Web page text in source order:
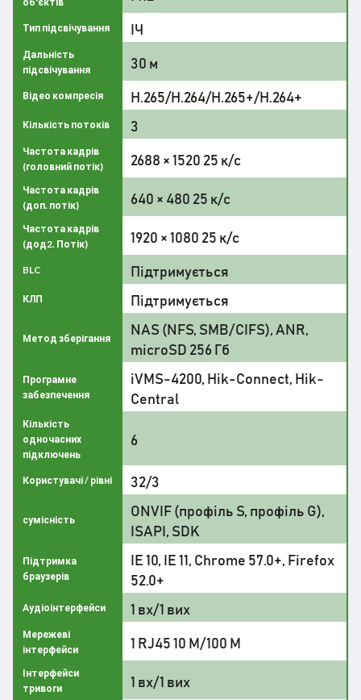
Тип підсвічування ІЧ
Дальність
підсвічування
30 м
Відео компресія H.265/H.264/H.265+/H.264+
Кількість потоків 3
Частота кадрів
(головний потік)
2688 × 1520 25 к/с
Частота кадрів
(доп. потік)
640 × 480 25 к/с
Частота кадрів
(дод2. Потік)
1920 × 1080 25 к/с
BLC Підтримується
КЛП Підтримується
Метод зберігання
NAS (NFS, SMB/CIFS), ANR,
microSD 256 Гб
Програмне
забезпечення
iVMS-4200, Hik-Connect, Hik-
Central
Кількість
одночасних
підключень
6
Користувачі / рівні 32/3
сумісність
ONVIF (профіль S, профіль G),
ISAPI, SDK
Підтримка
браузерів
IE 10, IE 11, Chrome 57.0+, Firefox
52.0+
Аудіоінтерфейси 1 вх/1 вих
Мережеві
інтерфейси
1 RJ45 10 M/100 M
Інтерфейси
тривоги
1 вх/1 вих